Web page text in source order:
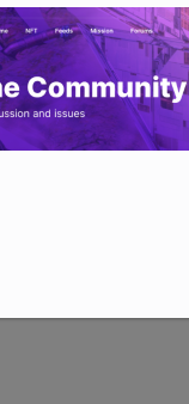
new onchain rewards
first season.
programs ever